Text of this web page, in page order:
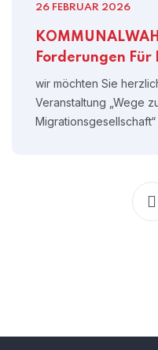
26 FEBRUAR 2026
Forderungen Für
wir möchten Sie
Veranstaltung „Wege